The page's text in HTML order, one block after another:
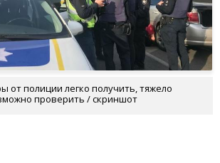
полиции легко получить, тяжело
проверить / скриншот